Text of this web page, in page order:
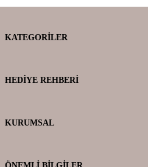
KATEGORILER
HEDIYE REHBERI
KURUMSAL